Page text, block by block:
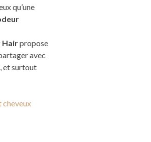
qu’une
Hairpropose
avec
et surtout
cheveux